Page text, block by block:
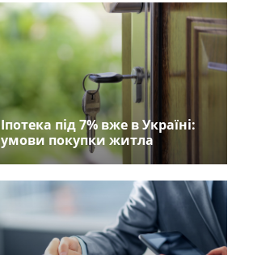
Іпотека під 7% вже в Україні:
умови покупки житла